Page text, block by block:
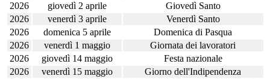
2026
giovedì 2 aprile
Giovedì Santo
2026
venerdì 3 aprile
Venerdì Santo
2026
domenica 5 aprile
Domenica di Pasqua
2026
venerdì 1 maggio
Giornata dei lavoratori
2026
giovedì 14 maggio
Festa nazionale
2026
venerdì 15 maggio
Giorno dell'Indipendenza